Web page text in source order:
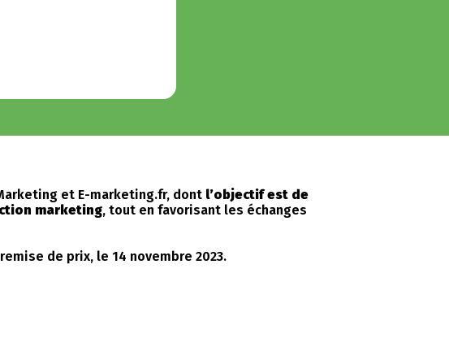
et E-marketing.fr, dont l’objectif est de
marketing, tout en favorisant les échanges
de prix, le 14 novembre 2023.